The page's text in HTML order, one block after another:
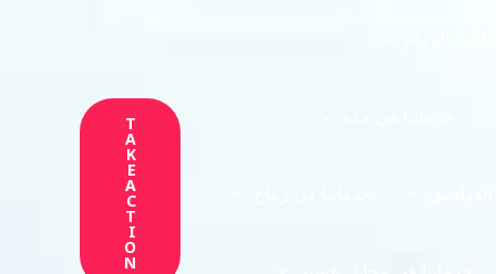
T
A
K
E
A
C
T
I
O
N